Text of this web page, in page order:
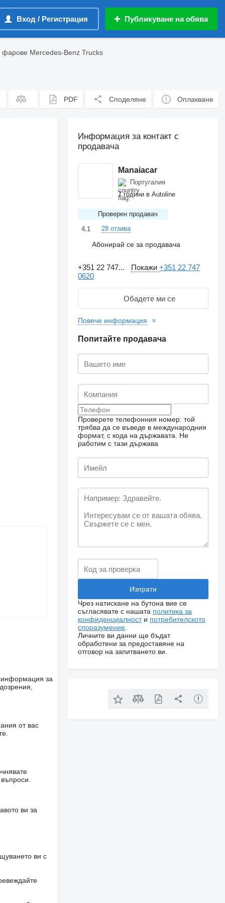
Вход / Регистрация Публикуване на обява
Mercedes-Benz Trucks
PDF Споделяне Оплакване
информация за
от вас
ви за
ви с
Информация за контакт с
продавача
Manaiacar
Португалия
7 години в Autoline
Проверен продавач
4.1
28 отзива
Абонирай се за продавача
+351 22 747... Покажи+351 22 747
0620
Обадете ми се
Повече информация
Попитайте продавача
Проверете телефонния номер: той
трябва да се въведе в международния
формат, с кода на държавата.
Не
работим с тази държава
Чрез натискане на бутона вие се
съгласявате с нашата политика за
конфиденциалности потребителското
споразумение
Личните ви данни ще бъдат
обработени за предоставяне на
отговор на запитването ви.